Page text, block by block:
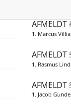
AFMELDT
1. Marcus
AFMELDT
1. Rasmus
AFMELDT
1. Jacob